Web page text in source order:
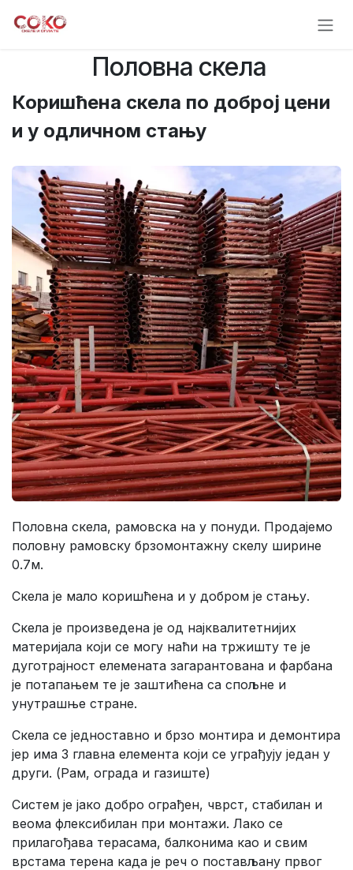
Половна скела
Коришћена скела по доброј цени
и у одличном стању
Половна скела, рамовска на у понуди. Продајемо
половну рамовску брзомонтажну скелу ширине
0.7м.
Скела је мало коришћена и у добром је стању.
Скела је произведена је од најквалитетнијих
материјала који се могу наћи на тржишту те је
дуготрајност елемената загарантована и фарбана
је потапањем те је заштићена са спољне и
унутрашње стране.
Скела се једноставно и брзо монтира и демонтира
јер има 3 главна елемента који се уграђују један у
други. (Рам, ограда и газиште)
Систем је јако добро ограђен, чврст, стабилан и
веома флексибилан при монтажи. Лако се
прилагођава терасама, балконима као и свим
врстама терена када је реч о постављану првог